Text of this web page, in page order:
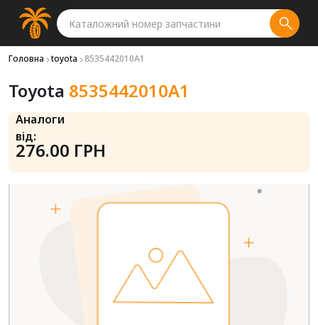
Головна toyota 8535442010A1
Toyota 8535442010A1
Аналоги
від:
276.00 ГРН